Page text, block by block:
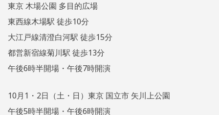
東京 木場公園 多目的広場
東西線木場駅 徒歩10分
大江戸線清澄白河駅 徒歩15分
都営新宿線菊川駅 徒歩13分
午後6時半開場・午後7時開演
10月1・2日（土・日）東京 国立市 矢川上公園
午後5時半開場・午後6時開演